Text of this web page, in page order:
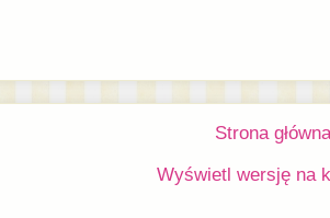
Strona główna
Wyświetl wersję na